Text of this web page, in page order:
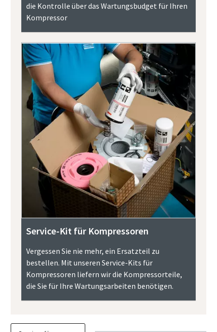
die Kontrolle über das Wartungsbudget für Ihren
Kompressor
Service-Kit für Kompressoren
Vergessen Sie nie mehr, ein Ersatzteil zu
bestellen. Mit unseren Service-Kits für
Kompressoren liefern wir die Kompressorteile,
die Sie für Ihre Wartungsarbeiten benötigen.